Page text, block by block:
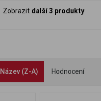
Zobrazit další 3 produkty
Název (Z-A) Hodnocení